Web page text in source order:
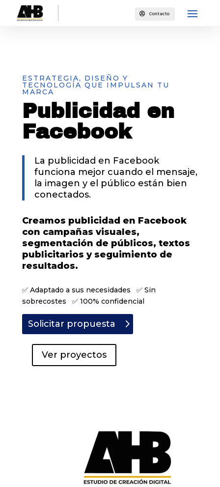
 Contacto
ESTRATEGIA, DISEÑO Y
TECNOLOGÍA QUE IMPULSAN TU
MARCA
Publicidad en
Facebook
La publicidad en Facebook
funciona mejor cuando el mensaje,
la imagen y el público están bien
conectados.
Creamos publicidad en Facebook
con campañas visuales,
segmentación de públicos, textos
publicitarios y seguimiento de
resultados.
✅ Adaptado a sus necesidades ✅ Sin
sobrecostes ✅ 100% confidencial
Solicitar propuesta
Ver proyectos